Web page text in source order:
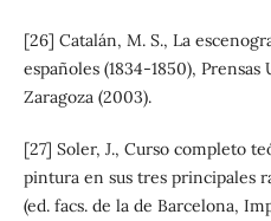
[26] Catalán, M. S., La
españoles (1834-1850),
Zaragoza (2003).
[27] Soler, J., Curso completo
pintura en sus tres principales
(ed. facs. de la de Barcelona,